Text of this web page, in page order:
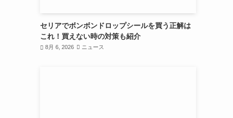
セリアでボンボンドロップシールを買う正解は
これ！買えない時の対策も紹介
8月 6, 2026 ニュース